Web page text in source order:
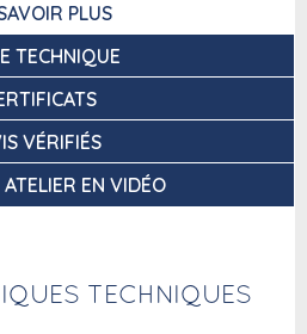
PLUS
TECHNIQUE
VÉRIFIÉS
EN VIDÉO
TECHNIQUES